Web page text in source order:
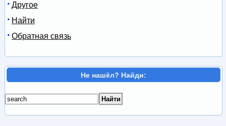
Другое
Найти
Обратная связь
Не нашёл? Найди: